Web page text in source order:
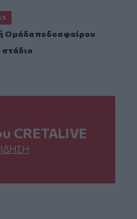
Ομάδα ποδοσφαίρου
στάδιο
CRETALIVE